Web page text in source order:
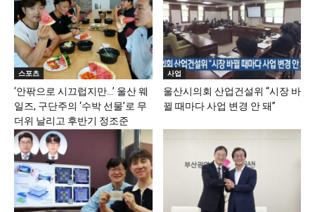
스포츠
‘안팎으로 시끄럽지만…’ 울산 웨
일즈, 구단주의 ‘수박 선물’로 무
더위 날리고 후반기 정조준
사업
울산시의회 산업건설위 “시장 바
뀔 때마다 사업 변경 안 돼”